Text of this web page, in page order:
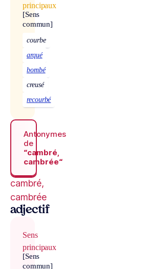
principaux
[Sens
commun]
courbe
arqué
bombé
creusé
recourbé
Antonymes
de
“cambré,
cambrée“
cambré,
cambrée
adjectif
Sens
principaux
[Sens
commun]